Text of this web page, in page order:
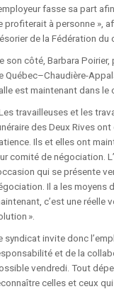
fasse sa part
profiterait à personne »,
de la Fédération du
son côté, Barbara
Québec–Chaudière-
est maintenant dans le
travailleuses et les
des Deux Rives
Ils et elles ont
comité de négociation.
qui se présente
Il a les moyens
c’est une réelle
».
syndicat invite donc
et de la
vendredi. Tout
celles et ceux